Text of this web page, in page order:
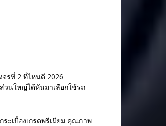
รที่ 2 ที่ไหนดี 2026
นใหญ่ได้หันมาเลือกใช้รถ
ะเบื้องเกรดพรีเมียม คุณภาพ